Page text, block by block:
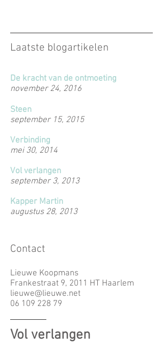
Laatste blogartikelen
De kracht van de ontmoeting
november 24, 2016
Steen
september 15, 2015
Verbinding
mei 30, 2014
Vol verlangen
september 3, 2013
Kapper Martin
augustus 28, 2013
Contact
Lieuwe Koopmans
Frankestraat 9, 2011 HT Haarlem
lieuwe@lieuwe.net
06 109 228 79
Vol verlangen